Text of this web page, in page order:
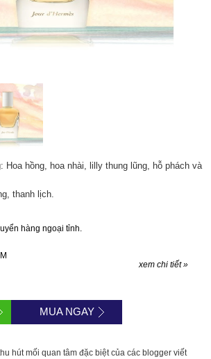
Hoa hồng, hoa nhài, lilly thung lũng, hỗ phách và
thanh lịch.
hàng ngoại tỉnh.
xem chi tiết »
MUA NGAY
hút mối quan tâm đặc biệt của các blogger viết